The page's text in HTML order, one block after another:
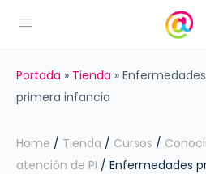
Portada » Tienda »
primera infancia
Home / Tienda / Cursos /
atención de PI / Enfermedades